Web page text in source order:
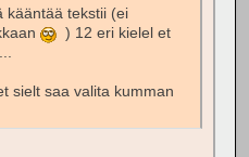
kääntää tekstii (ei
) 12 eri kielel et
sielt saa valita kumman